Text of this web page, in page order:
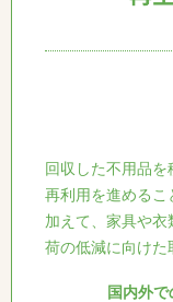
回収した不用品
再利用を進めるこ
加えて、家具や
荷の低減に向けた
国内外で